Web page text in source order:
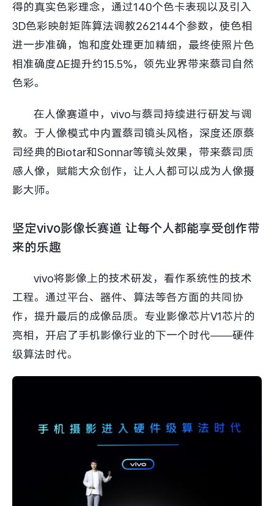
得的真实色彩理念，通过140个色卡表现以及引入
3D色彩映射矩阵算法调教262144个参数，使色相
进一步准确，饱和度处理更加精细，最终使照片色
相准确度ΔE提升约15.5%，领先业界带来蔡司自然
色彩。
在人像赛道中，vivo与蔡司持续进行研发与调
教。于人像模式中内置蔡司镜头风格，深度还原蔡
司经典的Biotar和Sonnar等镜头效果，带来蔡司质
感人像，赋能大众创作，让人人都可以成为人像摄
影大师。
坚定vivo影像长赛道 让每个人都能享受创作带
来的乐趣
vivo将影像上的技术研发，看作系统性的技术
工程。通过平台、器件、算法等各方面的共同协
作，提升最后的成像品质。专业影像芯片V1芯片的
亮相，开启了手机影像行业的下一个时代——硬件
级算法时代。